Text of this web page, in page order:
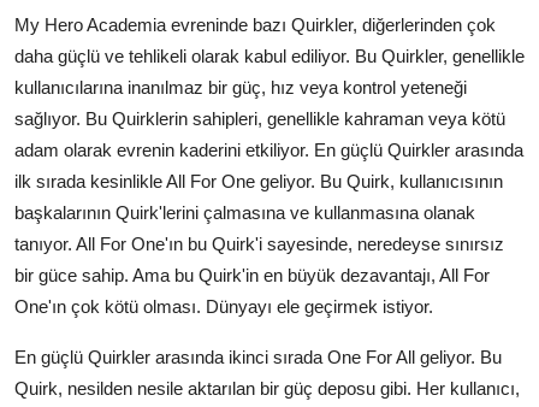
My Hero Academia evreninde bazı Quirkler, diğerlerinden çok
daha güçlü ve tehlikeli olarak kabul ediliyor. Bu Quirkler, genellikle
kullanıcılarına inanılmaz bir güç, hız veya kontrol yeteneği
sağlıyor. Bu Quirklerin sahipleri, genellikle kahraman veya kötü
adam olarak evrenin kaderini etkiliyor. En güçlü Quirkler arasında
ilk sırada kesinlikle All For One geliyor. Bu Quirk, kullanıcısının
başkalarının Quirk'lerini çalmasına ve kullanmasına olanak
tanıyor. All For One'ın bu Quirk'i sayesinde, neredeyse sınırsız
bir güce sahip. Ama bu Quirk'in en büyük dezavantajı, All For
One'ın çok kötü olması. Dünyayı ele geçirmek istiyor.
En güçlü Quirkler arasında ikinci sırada One For All geliyor. Bu
Quirk, nesilden nesile aktarılan bir güç deposu gibi. Her kullanıcı,